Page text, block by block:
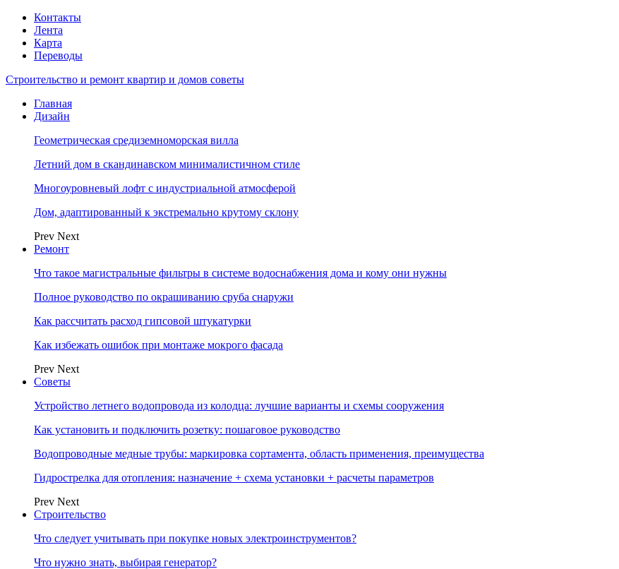
Контакты
Лента
Карта
Переводы
Строительство и ремонт квартир и домов советы
Главная
Дизайн
Геометрическая средиземноморская вилла
Летний дом в скандинавском минималистичном стиле
Многоуровневый лофт с индустриальной атмосферой
Дом, адаптированный к экстремально крутому склону
Prev Next
Ремонт
Что такое магистральные фильтры в системе водоснабжения дома и кому они нужны
Полное руководство по окрашиванию сруба снаружи
Как рассчитать расход гипсовой штукатурки
Как избежать ошибок при монтаже мокрого фасада
Prev Next
Советы
Устройство летнего водопровода из колодца: лучшие варианты и схемы сооружения
Как установить и подключить розетку: пошаговое руководство
Водопроводные медные трубы: маркировка сортамента, область применения, преимущества
Гидрострелка для отопления: назначение + схема установки + расчеты параметров
Prev Next
Строительство
Что следует учитывать при покупке новых электроинструментов?
Что нужно знать, выбирая генератор?